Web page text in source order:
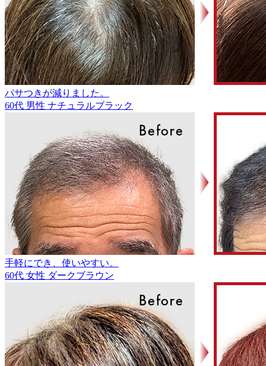
パサつきが減りました。
60代 男性 ナチュラルブラック
手軽にでき、使いやすい。
60代 女性 ダークブラウン